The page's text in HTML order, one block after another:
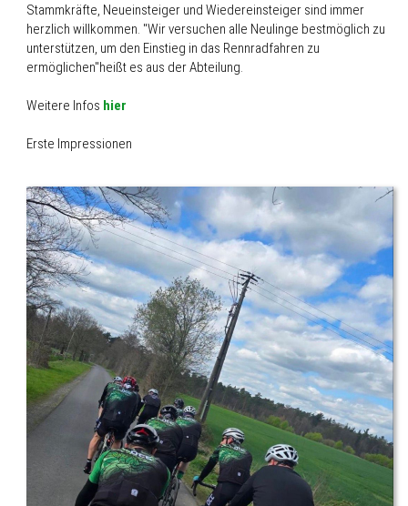
Stammkräfte, Neueinsteiger und Wiedereinsteiger sind immer
herzlich willkommen. "Wir versuchen alle Neulinge bestmöglich zu
unterstützen, um den Einstieg in das Rennradfahren zu
ermöglichen"heißt es aus der Abteilung.
Weitere Infos hier
Erste Impressionen